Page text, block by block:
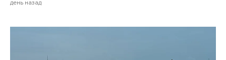
день назад